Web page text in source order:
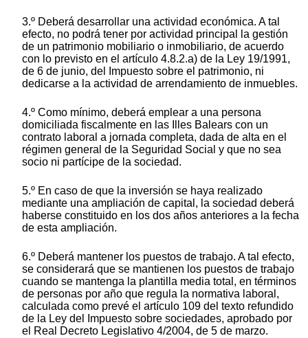
3.º Deberá desarrollar una actividad económica. A tal
efecto, no podrá tener por actividad principal la gestión
de un patrimonio mobiliario o inmobiliario, de acuerdo
con lo previsto en el artículo 4.8.2.a) de la Ley 19/1991,
de 6 de junio, del Impuesto sobre el patrimonio, ni
dedicarse a la actividad de arrendamiento de inmuebles.
4.º Como mínimo, deberá emplear a una persona
domiciliada fiscalmente en las Illes Balears con un
contrato laboral a jornada completa, dada de alta en el
régimen general de la Seguridad Social y que no sea
socio ni partícipe de la sociedad.
5.º En caso de que la inversión se haya realizado
mediante una ampliación de capital, la sociedad deberá
haberse constituido en los dos años anteriores a la fecha
de esta ampliación.
6.º Deberá mantener los puestos de trabajo. A tal efecto,
se considerará que se mantienen los puestos de trabajo
cuando se mantenga la plantilla media total, en términos
de personas por año que regula la normativa laboral,
calculada como prevé el artículo 109 del texto refundido
de la Ley del Impuesto sobre sociedades, aprobado por
el Real Decreto Legislativo 4/2004, de 5 de marzo.